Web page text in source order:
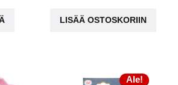
LISÄÄ OSTOSKORIIN
Ale!